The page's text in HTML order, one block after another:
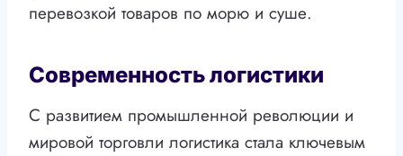
перевозкой товаров по морю и суше.
Современность логистики
С развитием промышленной революции и
мировой торговли логистика стала ключевым